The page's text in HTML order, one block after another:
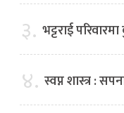
३. भट्टराई
४. स्वप्न शास्त्र :